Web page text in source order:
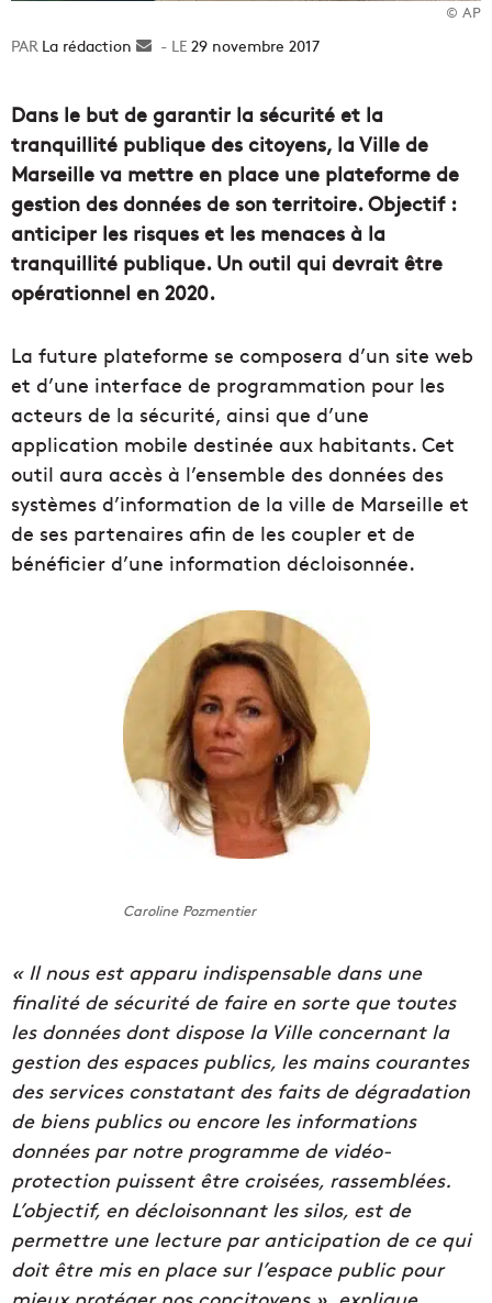
© AP
La rédaction
Envoyer29 novembre 2017
Dans le but de garantir la sécurité et la
tranquillité publique des citoyens, la Ville de
Marseille va mettre en place une plateforme de
gestion des données de son territoire. Objectif :
anticiper les risques et les menaces à la
tranquillité publique. Un outil qui devrait être
opérationnel en 2020.
La future plateforme se composera d’un site web
et d’une interface de programmation pour les
acteurs de la sécurité, ainsi que d’une
application mobile destinée aux habitants. Cet
outil aura accès à l’ensemble des données des
systèmes d’information de la ville de Marseille et
de ses partenaires afin de les coupler et de
bénéficier d’une information décloisonnée.
Caroline Pozmentier
« Il nous est apparu indispensable dans une
finalité de sécurité de faire en sorte que toutes
les données dont dispose la Ville concernant la
gestion des espaces publics, les mains courantes
des services constatant des faits de dégradation
de biens publics ou encore les informations
données par notre programme de vidéo-
protection puissent être croisées, rassemblées.
L’objectif, en décloisonnant les silos, est de
permettre une lecture par anticipation de ce qui
doit être mis en place sur l’espace public pour